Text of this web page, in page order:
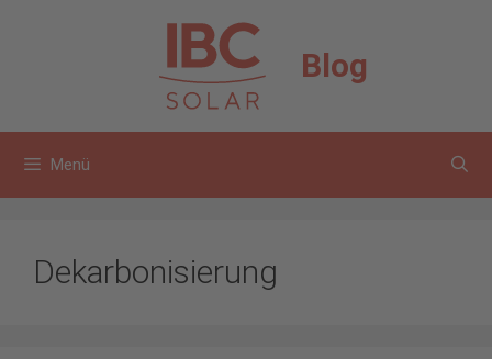
Blog
Menü
Dekarbonisierung